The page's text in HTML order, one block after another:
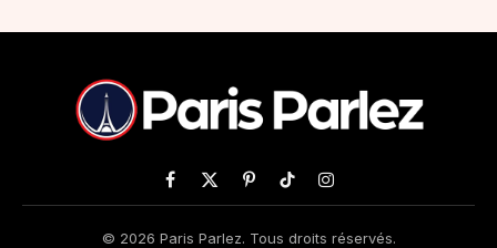
Facebook
X
PinterestTikTokInstagram
© 2026 Paris Parlez. Tous droits réservés.